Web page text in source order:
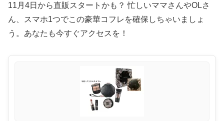
11月4日から直販スタートかも？ 忙しいママさんやOLさ
ん、スマホ1つでこの豪華コフレを確保しちゃいましょ
う。あなたも今すぐアクセスを！